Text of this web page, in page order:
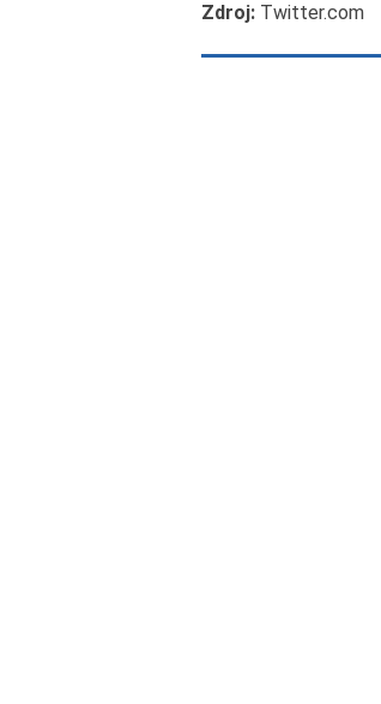
Zdroj: Twitter.com